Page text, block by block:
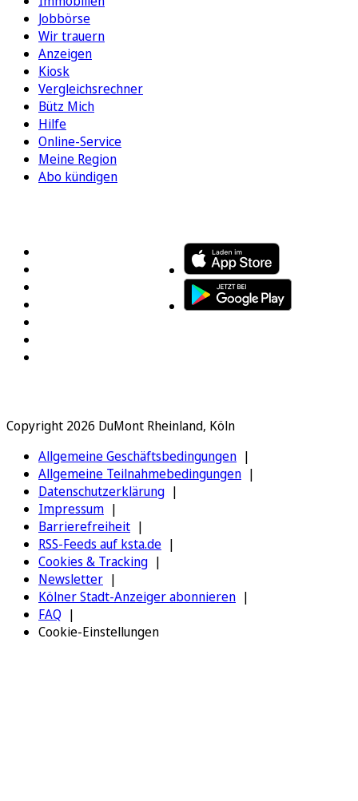
Jobbörse
Wir trauern
Anzeigen
Kiosk
Vergleichsrechner
Bütz Mich
Hilfe
Online-Service
Meine Region
Abo kündigen
Copyright 2026 DuMont Rheinland, Köln
Allgemeine Geschäftsbedingungen
Allgemeine Teilnahmebedingungen
Datenschutzerklärung
Impressum
Barrierefreiheit
RSS-Feeds auf ksta.de
Cookies & Tracking
Newsletter
Kölner Stadt-Anzeiger abonnieren
FAQ
Cookie-Einstellungen